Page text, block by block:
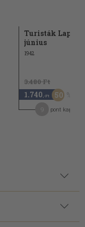
Turisták Lapja
június
1942
3.480 Ft
1.740 ,-Ft 50
pont kapható